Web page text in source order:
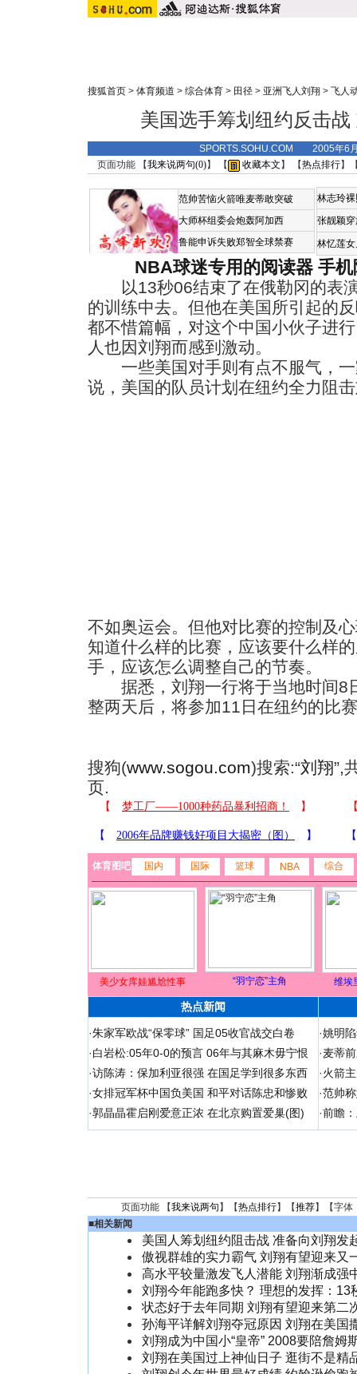
搜狐首页 > 体育频道 > 综合体育 > 田径 > 亚洲飞人刘翔 > 飞人
美国选手筹划纽约反击
SPORTS.SOHU.COM 2005年6
页面功能 【我来说两句(0)】 【 收藏本文 】 【热点排行】
范帅苦恼火箭唯麦蒂敢突破
大师杯组委会炮轰阿加西
鲁能申诉失败郑智全球禁赛
林志玲
张靓颖
林忆莲
NBA球迷专用的阅读器 手
以13秒06结束了在俄勒冈的表演
的训练中去。但他在美国所引起的
都不惜篇幅，对这个中国小伙子进
人也因刘翔而感到激动。
一些美国对手则有点不服气，一
说，美国的队员计划在纽约全力阻
不如奥运会。但他对比赛的控制及
知道什么样的比赛，应该要什么样
手，应该怎么调整自己的节奏。
据悉，刘翔一行将于当地时间8
整两天后，将参加11日在纽约的比
搜狗(www.sogou.com)搜索:“刘翔”,
页.
体育图吧 国内 国际 篮球 NBA 综合
美少女库娃尴尬性事 “羽宁恋”主角 维埃
热点新闻
·朱家军欧战“保零球” 国足05收官战交白卷
·白岩松:05年0-0的预言 06年与其麻木毋宁恨
·访陈涛：保加利亚很强 在国足学到很多东西
·女排冠军杯中国负美国 和平对话陈忠和惨败
·郭晶晶霍启刚爱意正浓 在北京购置爱巢(图)
·姚明
·麦蒂
·火箭
·范帅
·前瞻
页面功能 【我来说两句 】【热点排行】【推荐】【字体
■相关新闻
美国人筹划纽约阻击战 准备向刘翔发
傲视群雄的实力霸气 刘翔有望迎来又
高水平较量激发飞人潜能 刘翔渐成强
刘翔今年能跑多快？ 理想的发挥：13
状态好于去年同期 刘翔有望迎来第二
孙海平详解刘翔夺冠原因 刘翔在美国
刘翔成为中国小“皇帝” 2008要陪詹姆
刘翔在美国过上神仙日子 逛街不是精